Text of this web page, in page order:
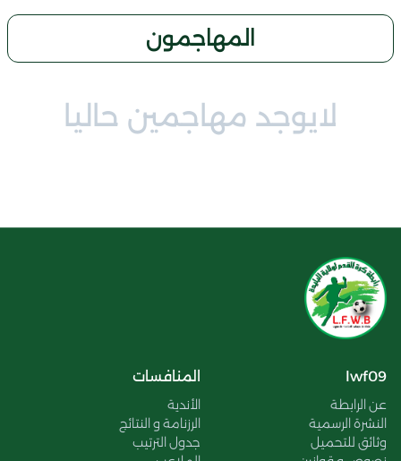
المهاجمون
لايوجد مهاجمين حاليا
lwf09
عن الرابطة
النشرة الرسمية
وثائق للتحميل
المنافسات
الأندية
الرزنامة و النتائج
جدول الترتيب